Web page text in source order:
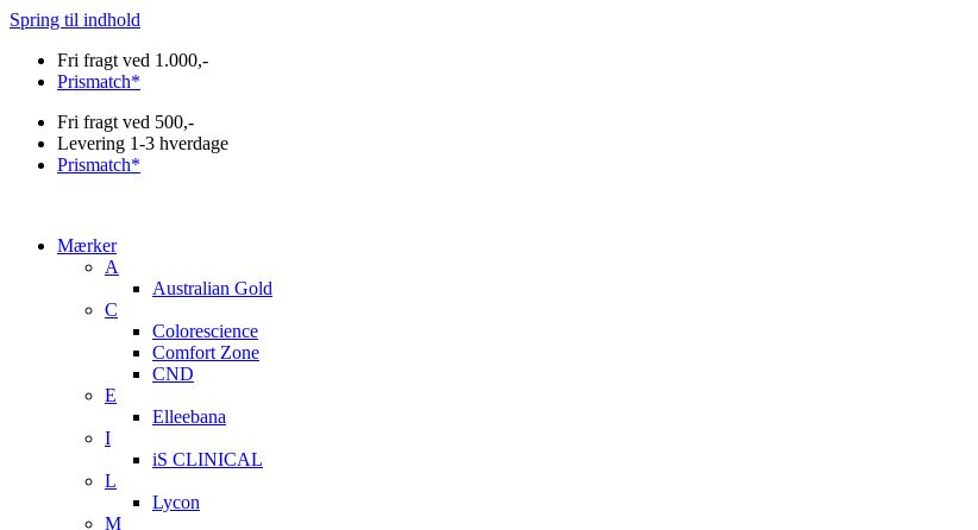
Spring til indhold
Fri fragt ved 1.000,-
Prismatch*
Fri fragt ved 500,-
Levering 1-3 hverdage
Prismatch*
Mærker
A
Australian Gold
C
Colorescience
Comfort Zone
CND
E
Elleebana
I
iS CLINICAL
L
Lycon
M